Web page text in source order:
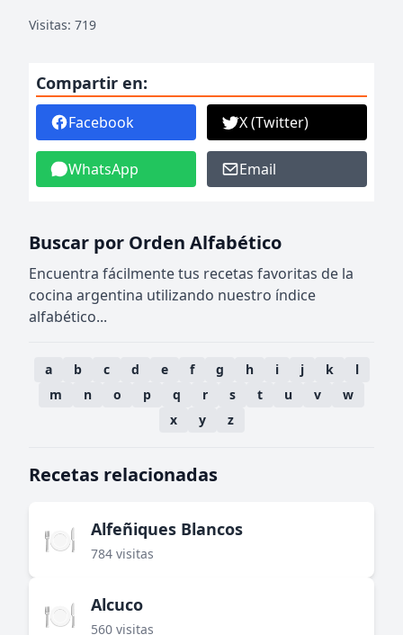
Visitas: 719
Compartir en:
Facebook X (Twitter)
WhatsApp Email
Buscar por Orden Alfabético
Encuentra fácilmente tus recetas favoritas de la
cocina argentina utilizando nuestro índice
alfabético...
a b c d e f g h i j k
l
m
n o p q r s t u v
w
x
y z
Recetas relacionadas
🍽️ Alfeñiques Blancos
784 visitas
🍽️ Alcuco
560 visitas